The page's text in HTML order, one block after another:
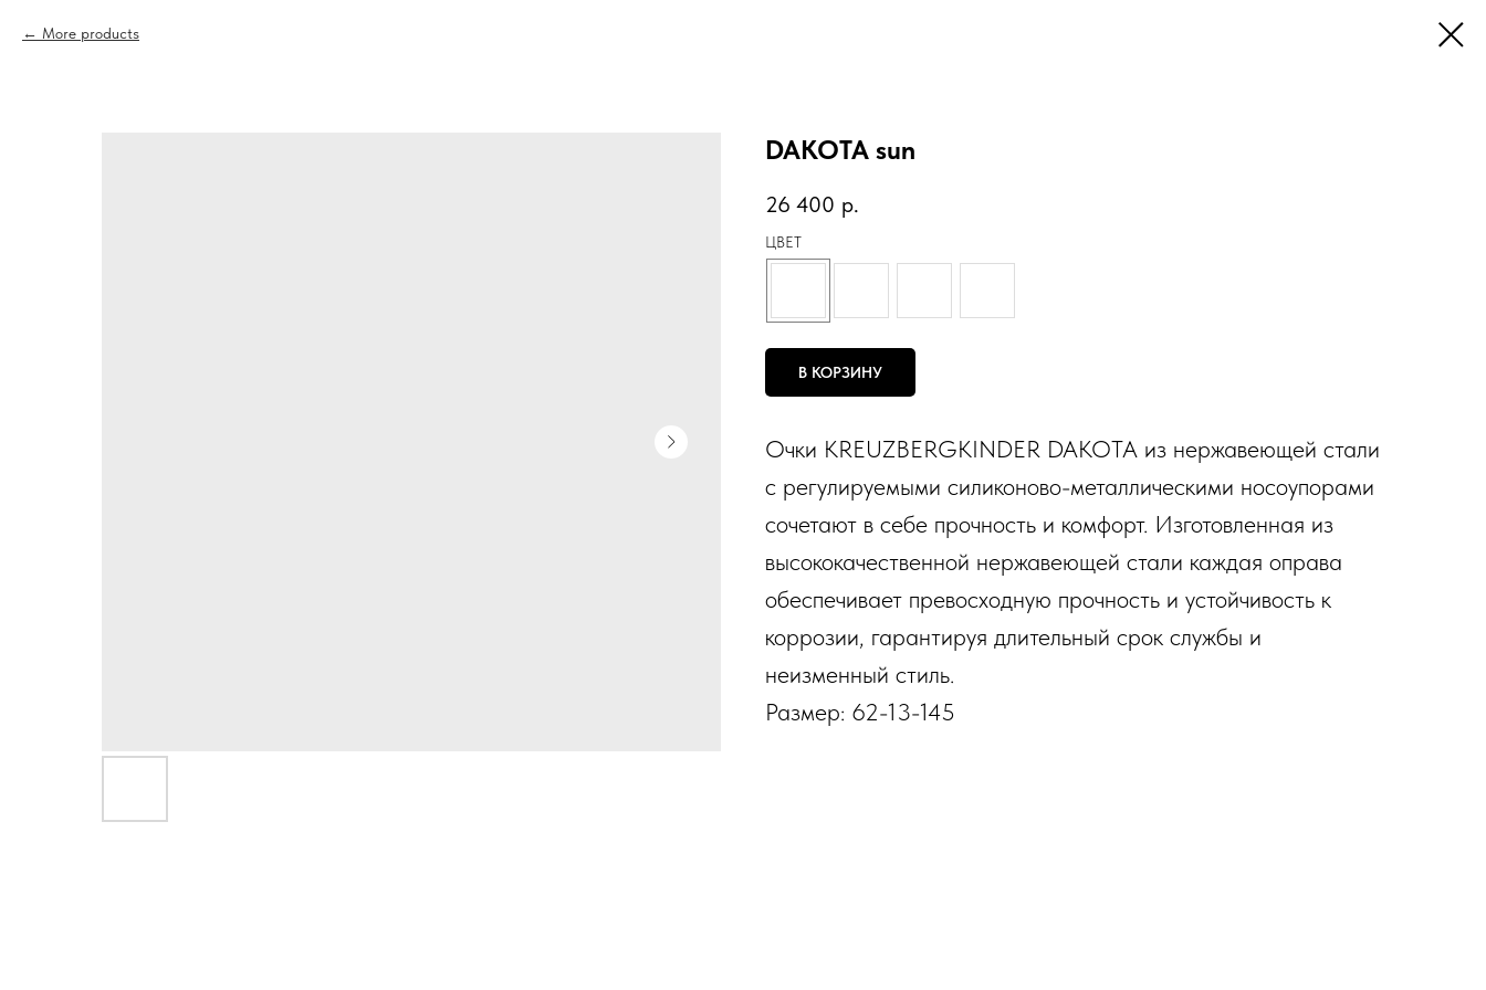
More products
DAKOTA sun
26 400 р.
ЦВЕТ
В КОРЗИНУ
Очки KREUZBERGKINDER DAKOTA из нержавеющей стали
с регулируемыми силиконово-металлическими носоупорами
сочетают в себе прочность и комфорт. Изготовленная из
высококачественной нержавеющей стали каждая оправа
обеспечивает превосходную прочность и устойчивость к
коррозии, гарантируя длительный срок службы и
неизменный стиль.
Размер: 62-13-145